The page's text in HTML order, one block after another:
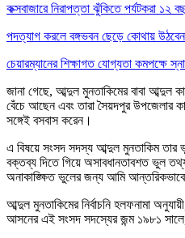
কক্সবাজারে নিরাপত্তা ঝুঁকিতে পর্যটকরা
পদত্যাগ করলে বঙ্গভবন ছেড়ে কোথায় উঠবেন
চেয়ারম্যানের শিক্ষাগত যোগ্যতা কমপক্ষে
জানা গেছে, আব্দুল মুনতাকিমের বাবা আব্দুল
বেঁচে আছেন এবং তারা সৈয়দপুর উপজেলার
সঙ্গেই বসবাস করেন।
এ বিষয়ে সংসদ সদস্য আব্দুল মুনতাকিম তার
বক্তব্য দিতে গিয়ে অসাবধানতাবশত ভুল
অনাকাঙ্ক্ষিত ভুলের জন্য আমি
আব্দুল মুনতাকিমের নির্বাচনি হলফনামা
আসনের এই সংসদ সদস্যের জন্ম ১৯৮১